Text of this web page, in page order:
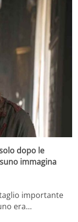
dopo le
immagina
importante
era…